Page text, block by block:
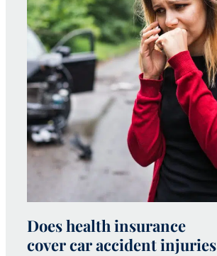
Does health insurance
cover car accident injuries